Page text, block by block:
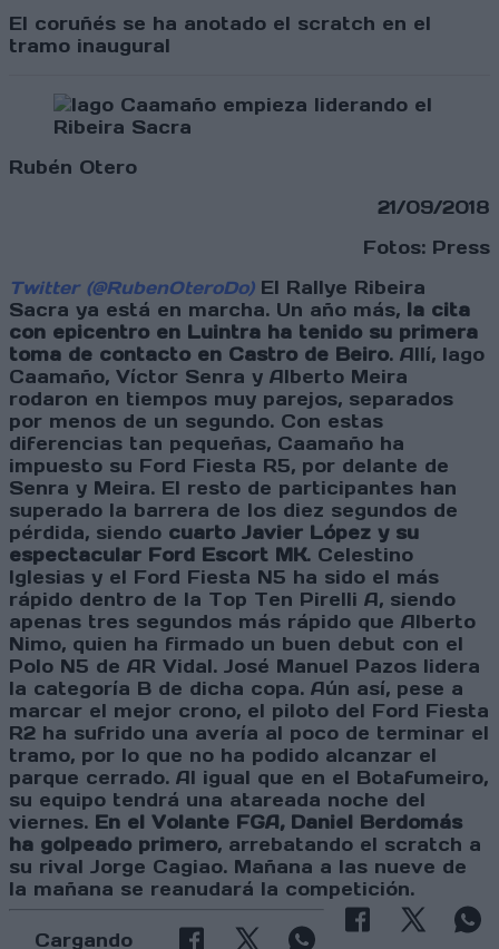
El coruñés se ha anotado el scratch en el
tramo inaugural
Rubén Otero
21/09/2018
Fotos: Press
Twitter (@RubenOteroDo)El Rallye Ribeira
Sacra ya está en marcha. Un año más, la cita
con epicentro en Luintra ha tenido su primera
toma de contacto en Castro de Beiro. Allí, Iago
Caamaño, Víctor Senra y Alberto Meira
rodaron en tiempos muy parejos, separados
por menos de un segundo. Con estas
diferencias tan pequeñas, Caamaño ha
impuesto su Ford Fiesta R5, por delante de
Senra y Meira. El resto de participantes han
superado la barrera de los diez segundos de
pérdida, siendo cuarto Javier López y su
espectacular Ford Escort MK. Celestino
Iglesias y el Ford Fiesta N5 ha sido el más
rápido dentro de la Top Ten Pirelli A, siendo
apenas tres segundos más rápido que Alberto
Nimo, quien ha firmado un buen debut con el
Polo N5 de AR Vidal. José Manuel Pazos lidera
la categoría B de dicha copa. Aún así, pese a
marcar el mejor crono, el piloto del Ford Fiesta
R2 ha sufrido una avería al poco de terminar el
tramo, por lo que no ha podido alcanzar el
parque cerrado. Al igual que en el Botafumeiro,
su equipo tendrá una atareada noche del
viernes. En el Volante FGA, Daniel Berdomás
ha golpeado primero, arrebatando el scratch a
su rival Jorge Cagiao. Mañana a las nueve de
la mañana se reanudará la competición.
Cargando